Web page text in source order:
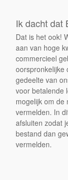
Ik dacht dat
Dat is het ook!
aan van hoge
commercieel
oorspronkelijke
gedeelte van
voor betalende
mogelijk om de
vermelden. In
afsluiten zodat
bestand dan
vermelden.